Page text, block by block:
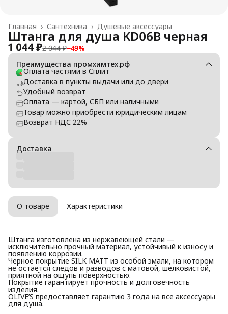
Душевые аксессуары
Сантехника ›
Главная ›
Штанга для душа KD06B черная
1 044 ₽2 044 ₽−49%
Преимущества промхимтех.рф
Оплата частями в Сплит
Доставка в пункты выдачи или до двери
Удобный возврат
Оплата — картой, СБП или наличными
Товар можно приобрести юридическим лицам
Возврат НДС 22%
Доставка
О товаре Характеристики
Штанга изготовлена из нержавеющей стали —
исключительно прочный материал, устойчивый к износу и
появлению коррозии.
Черное покрытие SILK MATT из особой эмали, на котором
не остается следов и разводов с матовой, шелковистой,
приятной на ощупь поверхностью.
Покрытие гарантирует прочность и долговечность
изделия.
OLIVE’S предоставляет гарантию 3 года на все аксессуары
для душа.